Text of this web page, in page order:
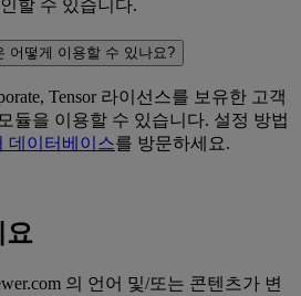
할 수 있습니다.
어떻게 이용할 수 있나요?
Tensor 라이선스를 보유한 고객
듈을 이용할 수 있습니다. 설정 방법
데이터베이스를 방문하세요.
요
의 언어 및/또는 콘텐츠가 변